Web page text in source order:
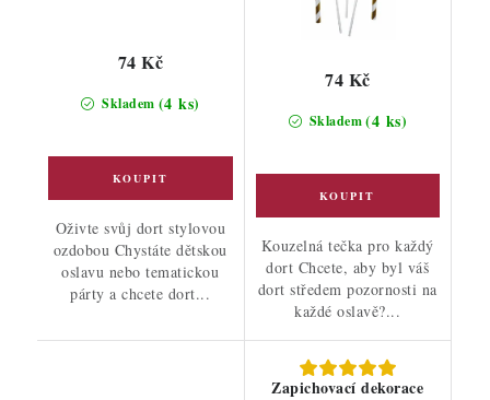
Skladem (4 ks)
74 Kč
Oživte svůj dort stylovou
ozdobou Chystáte dětskou
oslavu nebo tematickou
párty a chcete dort...
Skladem(4 ks)
74 Kč
Kouzelná tečka pro každý
dort Chcete, aby byl váš
dort středem pozornosti na
každé oslavě?...
Zapichovací dekorace